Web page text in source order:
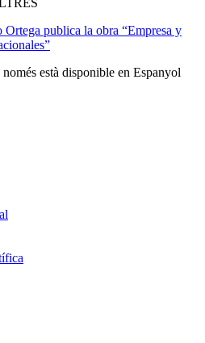
publica la obra “Empresa y
està disponible en Espanyol